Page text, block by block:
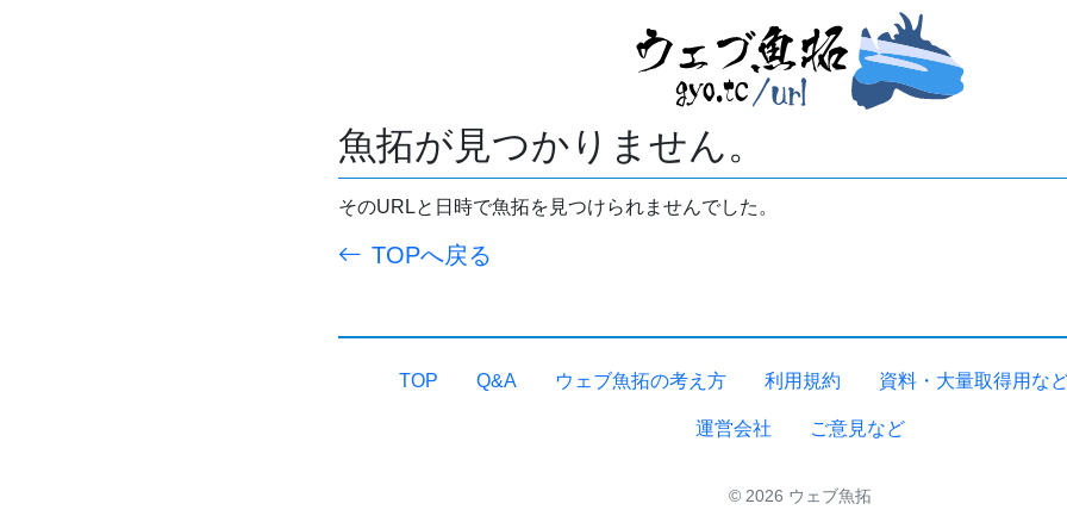
魚拓が見つかりません。
そのURLと日時で魚拓を見つけられませんでした。
TOPへ戻る
TOP Q&A ウェブ魚拓の考え方 利用規約 資料・大量取得用な
運営会社 ご意見など
© 2026 ウェブ魚拓